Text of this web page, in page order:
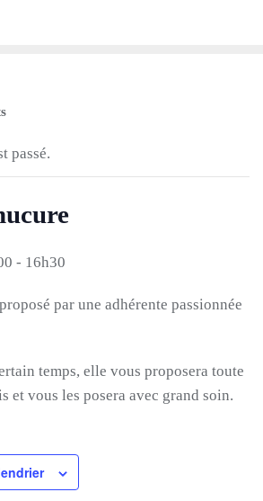
passé.
- 16h30
par une adhérente passionnée
temps, elle vous proposera toute
et vous les posera avec grand soin.